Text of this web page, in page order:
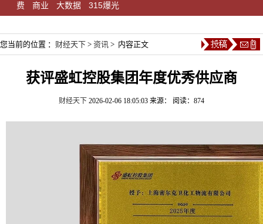
费
商业 大数据 315爆光
您当前的位置 ： 财经天下 > 资讯 > 内容正文
获评盛虹控股集团年度优秀供应商
财经天下 2026-02-06 18:05:03 来源： 阅读：874